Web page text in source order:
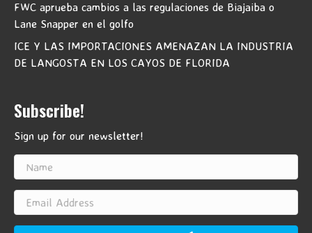
FWC aprueba cambios a las regulaciones de Biajaiba o
Lane Snapper en el golfo
ICE Y LAS IMPORTACIONES AMENAZAN LA INDUSTRIA
DE LANGOSTA EN LOS CAYOS DE FLORIDA
Subscribe!
Sign up for our newsletter!